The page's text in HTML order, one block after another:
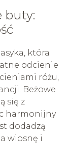
buty:
która
odcienie
różu,
Beżowe
się z
harmonijny
dodadzą
wiosnę i